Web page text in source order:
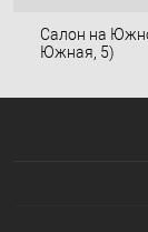
Салон на
Южная, 5)